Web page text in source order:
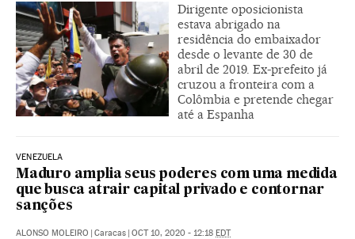
Dirigente oposicionista
estava abrigado na
residência do embaixador
desde o levante de 30 de
abril de 2019. Ex-prefeito já
cruzou a fronteira com a
Colômbia e pretende chegar
até a Espanha
VENEZUELA
Maduro amplia seus poderes com uma medida
que busca atrair capital privado e contornar
sanções
ALONSO MOLEIRO | Caracas | OCT 10, 2020 - 12:18 EDT